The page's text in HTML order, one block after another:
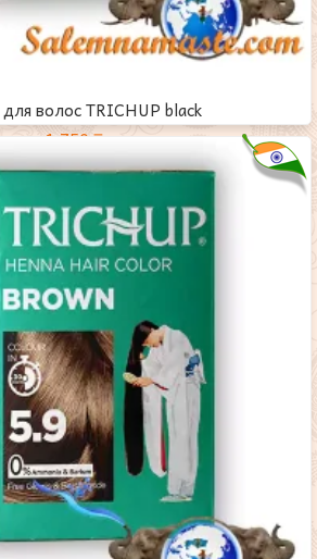
для волос TRICHUP black
1,750₸